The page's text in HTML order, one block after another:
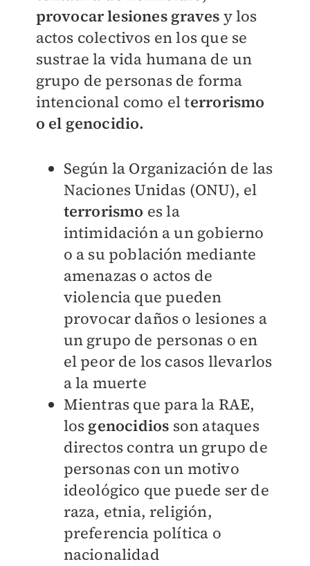
provocar lesiones graves y los
actos colectivos en los que se
sustrae la vida humana de un
grupo de personas de forma
intencional como el terrorismo
o el genocidio.
Según la Organización de las
Naciones Unidas (ONU), el
terrorismo es la
intimidación a un gobierno
o a su población mediante
amenazas o actos de
violencia que pueden
provocar daños o lesiones a
un grupo de personas o en
el peor de los casos llevarlos
a la muerte
Mientras que para la RAE,
los genocidios son ataques
directos contra un grupo de
personas con un motivo
ideológico que puede ser de
raza, etnia, religión,
preferencia política o
nacionalidad